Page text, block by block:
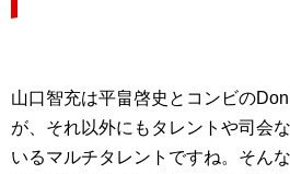
山口智充は平畠啓史とコンビの
が、それ以外にもタレントや司会
いるマルチタレントですね。そん